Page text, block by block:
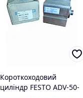
Короткоходовий
циліндр FESTO ADV-50-